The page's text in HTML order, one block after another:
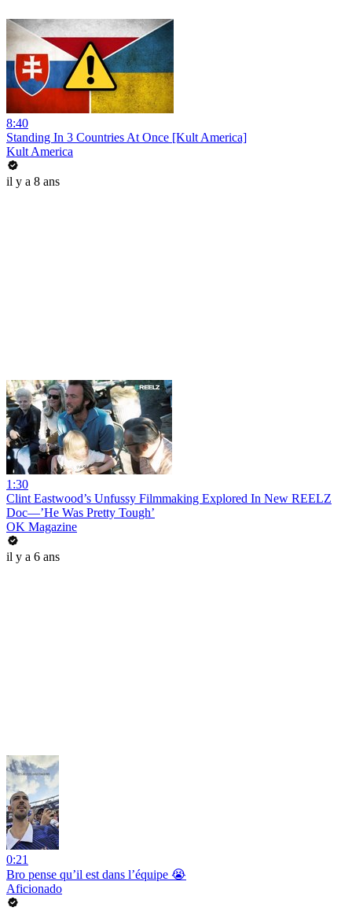
8:40
Standing In 3 Countries At Once [Kult America]
Kult America
il y a 8 ans
1:30
Clint Eastwood’s Unfussy Filmmaking Explored In New REELZ
Doc—’He Was Pretty Tough’
OK Magazine
il y a 6 ans
0:21
Bro pense qu’il est dans l’équipe 😭
Aficionado